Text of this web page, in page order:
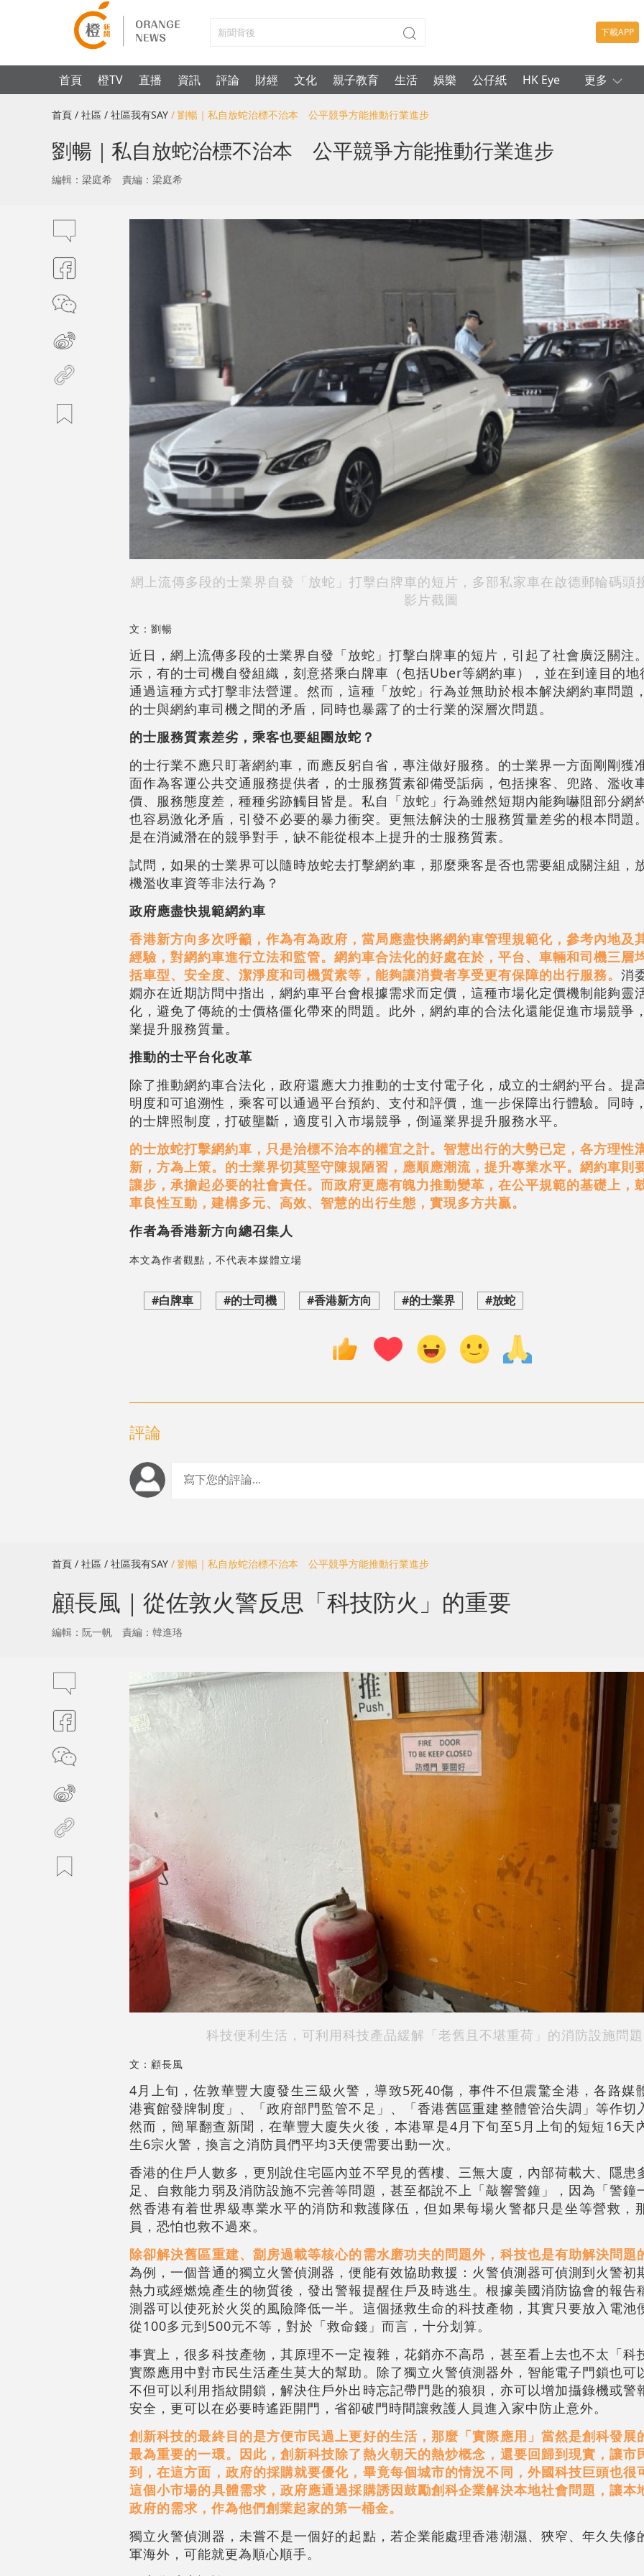
下載APP
首頁 橙TV 直播 資訊 評論 財經 文化 親子教育 生活 娛樂 公仔紙 HK Eye 更多
首頁 / 社區 / 社區我有SAY / 劉暢｜私自放蛇治標不治本 公平競爭方能推動行業進步
劉暢｜私自放蛇治標不治本 公平競爭方能推動行業進步
編輯：梁庭希 責編：梁庭希
網上流傳多段的士業界自發「放蛇」打擊白牌車的短片，多部私家車在啟德郵輪碼頭
影片截圖
文：劉暢
近日，網上流傳多段的士業界自發「放蛇」打擊白牌車的短片，引起了社會廣泛關注
示，有的士司機自發組織，刻意搭乘白牌車（包括Uber等網約車），並在到達目的
通過這種方式打擊非法營運。然而，這種「放蛇」行為並無助於根本解決網約車問題
的士與網約車司機之間的矛盾，同時也暴露了的士行業的深層次問題。
的士服務質素差劣，乘客也要組團放蛇？
的士行業不應只盯著網約車，而應反躬自省，專注做好服務。的士業界一方面剛剛獲
面作為客運公共交通服務提供者，的士服務質素卻備受詬病，包括揀客、兜路、濫收
價、服務態度差，種種劣跡觸目皆是。私自「放蛇」行為雖然短期內能夠嚇阻部分網
也容易激化矛盾，引發不必要的暴力衝突。更無法解決的士服務質量差劣的根本問題
是在消滅潛在的競爭對手，缺不能從根本上提升的士服務質素。
試問，如果的士業界可以隨時放蛇去打擊網約車，那麼乘客是否也需要組成關注組，
機濫收車資等非法行為？
政府應盡快規範網約車
香港新方向多次呼籲，作為有為政府，當局應盡快將網約車管理規範化，參考內地及
經驗，對網約車進行立法和監管。網約車合法化的好處在於，平台、車輛和司機三層
括車型、安全度、潔淨度和司機質素等，能夠讓消費者享受更有保障的出行服務。 消
嫺亦在近期訪問中指出，網約車平台會根據需求而定價，這種市場化定價機制能夠靈
化，避免了傳統的士價格僵化帶來的問題。此外，網約車的合法化還能促進市場競爭
業提升服務質量。
推動的士平台化改革
除了推動網約車合法化，政府還應大力推動的士支付電子化，成立的士網約平台。提
明度和可追溯性，乘客可以通過平台預約、支付和評價，進一步保障出行體驗。同時
的士牌照制度，打破壟斷，適度引入市場競爭，倒逼業界提升服務水平。
的士放蛇打擊網約車，只是治標不治本的權宜之計。智慧出行的大勢已定，各方理性
新，方為上策。的士業界切莫堅守陳規陋習，應順應潮流，提升專業水平。網約車則
讓步，承擔起必要的社會責任。而政府更應有魄力推動變革，在公平規範的基礎上，
車良性互動，建構多元、高效、智慧的出行生態，實現多方共贏。
作者為香港新方向總召集人
本文為作者觀點，不代表本媒體立場
#白牌車 #的士司機 #香港新方向 #的士業界 #放蛇
評論
首頁 / 社區 / 社區我有SAY / 劉暢｜私自放蛇治標不治本 公平競爭方能推動行業進步
顧長風｜從佐敦火警反思「科技防火」的重要
編輯：阮一帆 責編：韓進珞
科技便利生活，可利用科技產品緩解「老舊且不堪重荷」的消防設施問
文：顧長風
4月上旬，佐敦華豐大廈發生三級火警，導致5死40傷，事件不但震驚全港，各路媒
港賓館發牌制度」、「政府部門監管不足」、「香港舊區重建整體管治失調」等作切
然而，簡單翻查新聞，在華豐大廈失火後，本港單是4月下旬至5月上旬的短短16天
生6宗火警，換言之消防員們平均3天便需要出動一次。
香港的住戶人數多，更別說住宅區內並不罕見的舊樓、三無大廈，內部荷載大、隱患
足、自救能力弱及消防設施不完善等問題，甚至都說不上「敲響警鐘」，因為「警鐘
然香港有着世界級專業水平的消防和救護隊伍，但如果每場火警都只是坐等營救，
員，恐怕也救不過來。
除卻解決舊區重建、劏房過載等核心的需水磨功夫的問題外，科技也是有助解決問題
為例，一個普通的獨立火警偵測器，便能有效協助救援：火警偵測器可偵測到火警初
熱力或經燃燒產生的物質後，發出警報提醒住戶及時逃生。根據美國消防協會的報告
測器可以使死於火災的風險降低一半。這個拯救生命的科技產物，其實只要放入電池
從100多元到500元不等，對於「救命錢」而言，十分划算。
事實上，很多科技產物，其原理不一定複雜，花銷亦不高昂，甚至看上去也不太「科
實際應用中對市民生活產生莫大的幫助。除了獨立火警偵測器外，智能電子門鎖也可
不但可以利用指紋開鎖，解決住戶外出時忘記帶門匙的狼狽，亦可以增加攝錄機或警
安全，更可以在必要時遙距開門，省卻破門時間讓救護人員進入家中防止意外。
創新科技的最終目的是方便市民過上更好的生活，那麼「實際應用」當然是創科發展
最為重要的一環。因此，創新科技除了熱火朝天的熱炒概念，還要回歸到現實，讓市
到，在這方面，政府的採購就要優化，畢竟每個城市的情況不同，外國科技巨頭也很
這個小市場的具體需求，政府應通過採購誘因鼓勵創科企業解決本地社會問題，讓本
政府的需求，作為他們創業起家的第一桶金。
獨立火警偵測器，未嘗不是一個好的起點，若企業能處理香港潮濕、狹窄、年久失修
軍海外，可能就更為順心順手。